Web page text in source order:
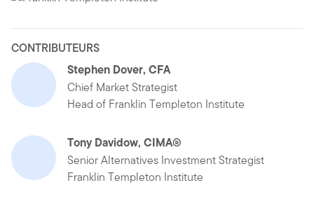
CONTRIBUTEURS
Stephen Dover, CFA
Chief Market Strategist
Head of Franklin Templeton Institute
Tony Davidow, CIMA®
Senior Alternatives Investment Strategist
Franklin Templeton Institute